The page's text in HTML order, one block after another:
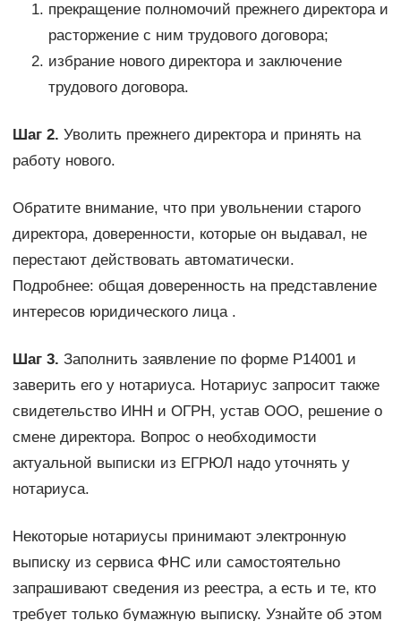
прекращение полномочий прежнего директора и
расторжение с ним трудового договора;
избрание нового директора и заключение
трудового договора.
Шаг 2. Уволить прежнего директора и принять на
работу нового.
Обратите внимание, что при увольнении старого
директора, доверенности, которые он выдавал, не
перестают действовать автоматически.
Подробнее: общая доверенность на представление
интересов юридического лица .
Шаг 3. Заполнить заявление по форме Р14001 и
заверить его у нотариуса. Нотариус запросит также
свидетельство ИНН и ОГРН, устав ООО, решение о
смене директора. Вопрос о необходимости
актуальной выписки из ЕГРЮЛ надо уточнять у
нотариуса.
Некоторые нотариусы принимают электронную
выписку из сервиса ФНС или самостоятельно
запрашивают сведения из реестра, а есть и те, кто
требует только бумажную выписку. Узнайте об этом